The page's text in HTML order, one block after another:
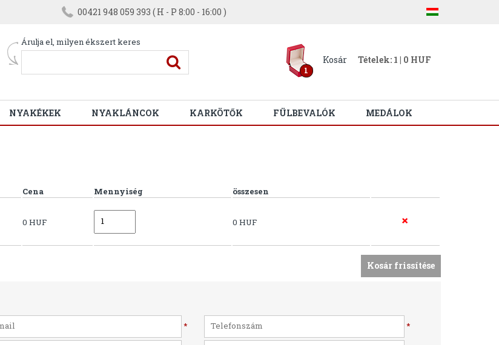
00421 948 059 393 ( H - P 8:00 - 16:00 )
Árulja el, milyen ékszert keres
1
Kosár Tételek: 1 | 0 HUF
NYAKÉKEK NYAKLÁNCOK KARKÖTŐK FÜLBEVALÓK MEDÁLOK
Cena Mennyiség összesen
0 HUF 0 HUF
* *